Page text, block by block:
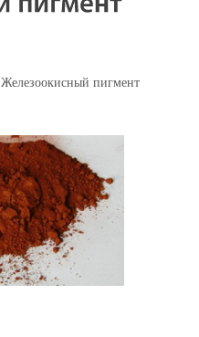
Железоокисный пигмент